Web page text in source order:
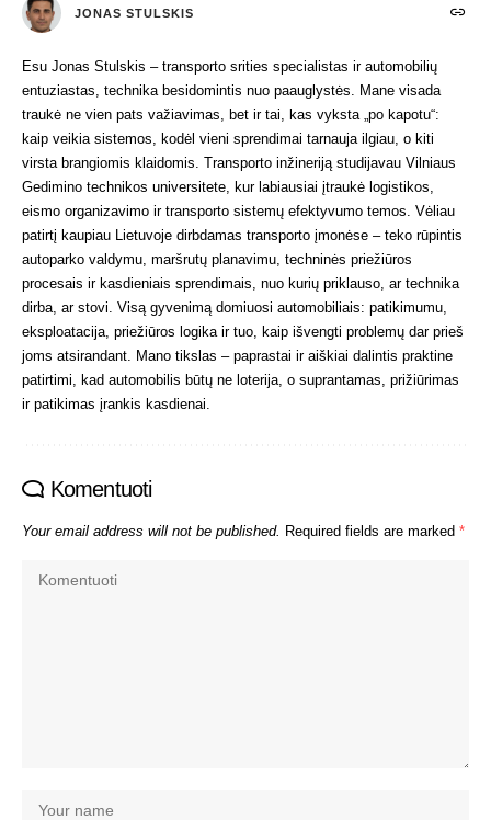
JONAS STULSKIS
Esu Jonas Stulskis – transporto srities specialistas ir automobilių
entuziastas, technika besidomintis nuo paauglystės. Mane visada
traukė ne vien pats važiavimas, bet ir tai, kas vyksta „po kapotu“:
kaip veikia sistemos, kodėl vieni sprendimai tarnauja ilgiau, o kiti
virsta brangiomis klaidomis. Transporto inžineriją studijavau Vilniaus
Gedimino technikos universitete, kur labiausiai įtraukė logistikos,
eismo organizavimo ir transporto sistemų efektyvumo temos. Vėliau
patirtį kaupiau Lietuvoje dirbdamas transporto įmonėse – teko rūpintis
autoparko valdymu, maršrutų planavimu, techninės priežiūros
procesais ir kasdieniais sprendimais, nuo kurių priklauso, ar technika
dirba, ar stovi. Visą gyvenimą domiuosi automobiliais: patikimumu,
eksploatacija, priežiūros logika ir tuo, kaip išvengti problemų dar prieš
joms atsirandant. Mano tikslas – paprastai ir aiškiai dalintis praktine
patirtimi, kad automobilis būtų ne loterija, o suprantamas, prižiūrimas
ir patikimas įrankis kasdienai.
Komentuoti
Your email address will not be published. Required fields are marked *